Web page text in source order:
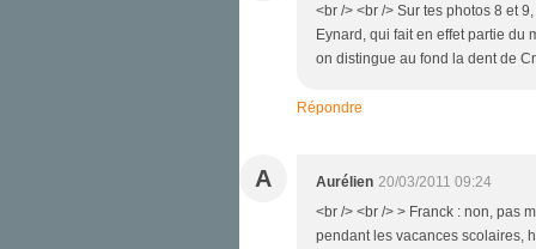
<br /> <br /> Sur tes photos 8 et
Eynard, qui fait en effet partie du
on distingue au fond la dent de
Répondre
A Aurélien 20/03/2011 09:24
<br /> <br /> > Franck : non, pas
pendant les vacances scolaires,